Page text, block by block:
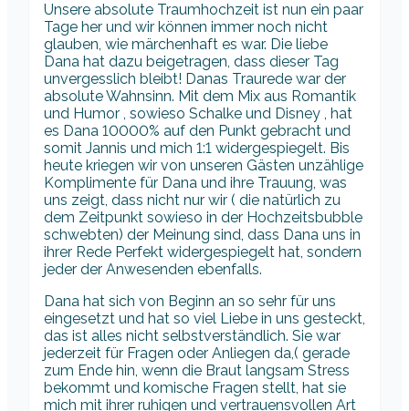
Unsere absolute Traumhochzeit ist nun ein paar
Tage her und wir können immer noch nicht
glauben, wie märchenhaft es war. Die liebe
Dana hat dazu beigetragen, dass dieser Tag
unvergesslich bleibt! Danas Traurede war der
absolute Wahnsinn. Mit dem Mix aus Romantik
und Humor , sowieso Schalke und Disney , hat
es Dana 10000% auf den Punkt gebracht und
somit Jannis und mich 1:1 widergespiegelt. Bis
heute kriegen wir von unseren Gästen unzählige
Komplimente für Dana und ihre Trauung, was
uns zeigt, dass nicht nur wir ( die natürlich zu
dem Zeitpunkt sowieso in der Hochzeitsbubble
schwebten) der Meinung sind, dass Dana uns in
ihrer Rede Perfekt widergespiegelt hat, sondern
jeder der Anwesenden ebenfalls.
Dana hat sich von Beginn an so sehr für uns
eingesetzt und hat so viel Liebe in uns gesteckt,
das ist alles nicht selbstverständlich. Sie war
jederzeit für Fragen oder Anliegen da,( gerade
zum Ende hin, wenn die Braut langsam Stress
bekommt und komische Fragen stellt, hat sie
mich mit ihrer ruhigen und vertrauensvollen Art